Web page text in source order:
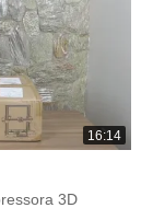
16:14
3D